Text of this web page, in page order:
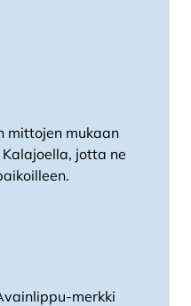
mittojen mukaan
jotta ne
merkki